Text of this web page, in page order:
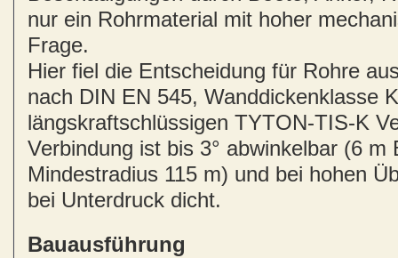
nur ein Rohrmaterial mit hoher
Frage.
Hier fiel die Entscheidung für Rohre
nach DIN EN 545, Wanddickenklasse
längskraftschlüssigen TYTON-TIS-K
Verbindung ist bis 3° abwinkelbar (6 m
Mindestradius 115 m) und bei hohen
bei Unterdruck dicht.
Bauausführung